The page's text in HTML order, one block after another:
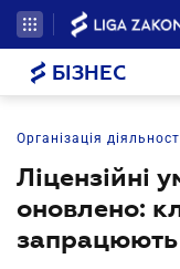
БІЗНЕС
Організація
Ліцензійні
оновлено:
запрацюють